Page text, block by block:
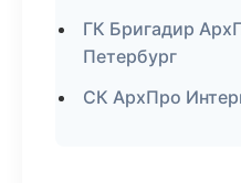
ГК Бригадир
Петербург
СК АрхПро